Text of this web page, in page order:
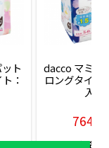
ト
：
dacco マミー
ロングタイム
入
764円
販売価格(税